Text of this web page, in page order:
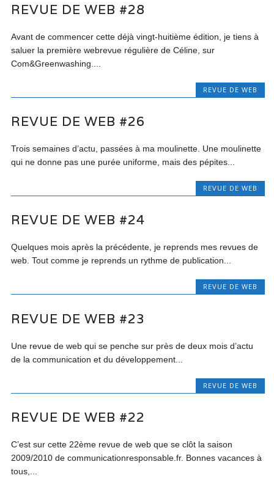
REVUE DE WEB #28
Avant de commencer cette déjà vingt-huitième édition, je tiens à
saluer la première webrevue régulière de Céline, sur
Com&Greenwashing....
REVUE DE WEB
REVUE DE WEB #26
Trois semaines d’actu, passées à ma moulinette. Une moulinette
qui ne donne pas une purée uniforme, mais des pépites...
REVUE DE WEB
REVUE DE WEB #24
Quelques mois après la précédente, je reprends mes revues de
web. Tout comme je reprends un rythme de publication...
REVUE DE WEB
REVUE DE WEB #23
Une revue de web qui se penche sur près de deux mois d’actu
de la communication et du développement...
REVUE DE WEB
REVUE DE WEB #22
C’est sur cette 22ème revue de web que se clôt la saison
2009/2010 de communicationresponsable.fr. Bonnes vacances à
tous,...